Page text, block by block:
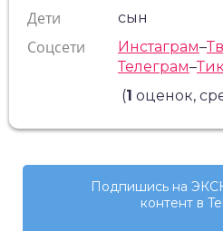
Дети сын
Соцсети Инстаграм–
Телеграм–
(1 оценок,
Подпишись на
контент в